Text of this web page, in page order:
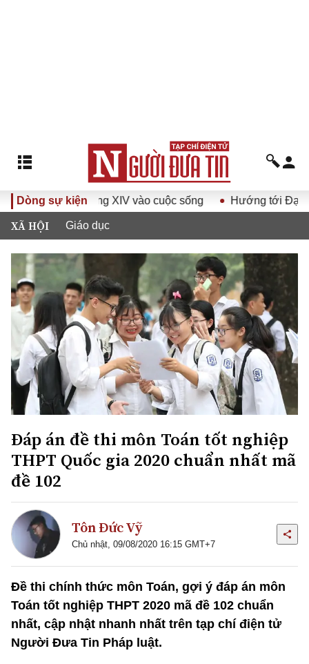
Dòng sự kiện
hội Đảng XIV vào cuộc sống Hướng tới Đại hội đại
XÃ HỘI Giáo dục
Đáp án đề thi môn Toán tốt nghiệp
THPT Quốc gia 2020 chuẩn nhất mã
đề 102
Tôn Đức Vỹ
Chủ nhật, 09/08/2020 16:15 GMT+7
Đề thi chính thức môn Toán, gợi ý đáp án môn
Toán tốt nghiệp THPT 2020 mã đề 102 chuẩn
nhất, cập nhật nhanh nhất trên tạp chí điện tử
Người Đưa Tin Pháp luật.